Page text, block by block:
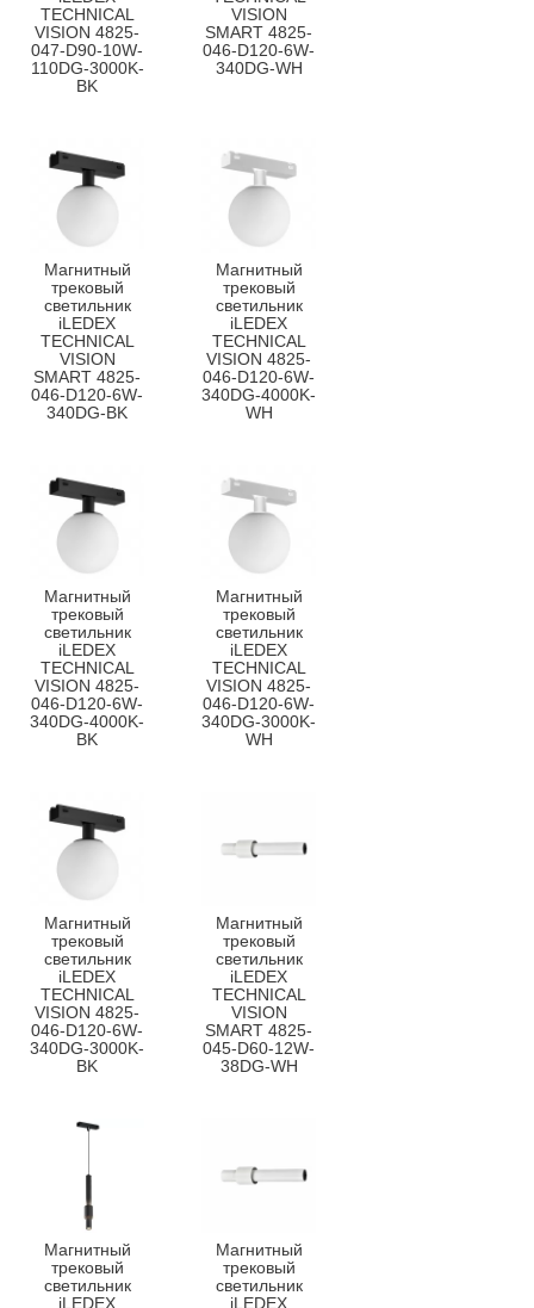
TECHNICAL
VISION 4825-
047-D90-10W-
110DG-3000K-
BK
VISION
SMART 4825-
046-D120-6W-
340DG-WH
Магнитный
трековый
светильник
iLEDEX
TECHNICAL
VISION
SMART 4825-
046-D120-6W-
340DG-BK
Магнитный
трековый
светильник
iLEDEX
TECHNICAL
VISION 4825-
046-D120-6W-
340DG-4000K-
WH
Магнитный
трековый
светильник
iLEDEX
TECHNICAL
VISION 4825-
046-D120-6W-
340DG-4000K-
BK
Магнитный
трековый
светильник
iLEDEX
TECHNICAL
VISION 4825-
046-D120-6W-
340DG-3000K-
WH
Магнитный
трековый
светильник
iLEDEX
TECHNICAL
VISION 4825-
046-D120-6W-
340DG-3000K-
BK
Магнитный
трековый
светильник
iLEDEX
TECHNICAL
VISION
SMART 4825-
045-D60-12W-
38DG-WH
Магнитный
трековый
светильник
iLEDEX
Магнитный
трековый
светильник
iLEDEX